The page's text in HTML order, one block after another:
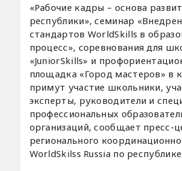
«Рабочие кадры – основа
республики», семинар
стандартов WorldSkills в
процесс», соревнования для
«JuniorSkills» и
площадка «Город мастеров» в
примут участие школьники,
эксперты, руководители и
профессиональных
организаций, сообщает пресс-
регионального
WorldSkilss Russia по республике.